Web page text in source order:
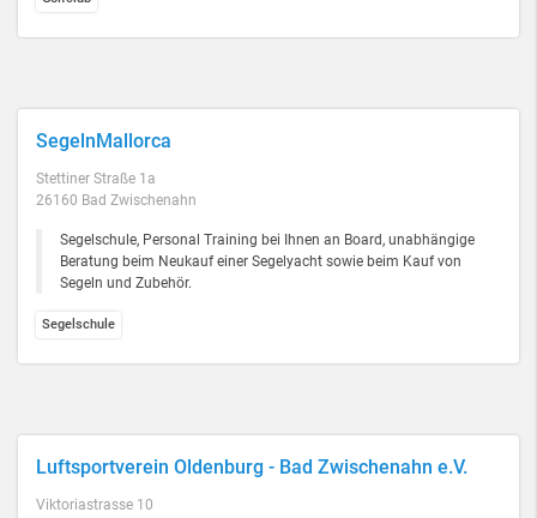
SegelnMallorca
Stettiner Straße 1a
26160 Bad Zwischenahn
Segelschule, Personal Training bei Ihnen an Board, unabhängige
Beratung beim Neukauf einer Segelyacht sowie beim Kauf von
Segeln und Zubehör.
Segelschule
Luftsportverein Oldenburg - Bad Zwischenahn e.V.
Viktoriastrasse 10